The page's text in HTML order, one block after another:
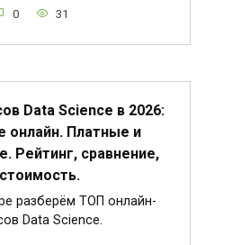
0 31
Data Science в 2026:
онлайн. Платные и
Рейтинг, сравнение,
стоимость.
разберём ТОП онлайн-
Data Science.